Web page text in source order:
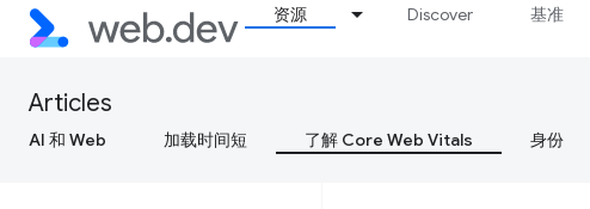
资源 Discover 基准
Articles
AI 和 Web 加载时间短 了解 Core Web Vitals 身份